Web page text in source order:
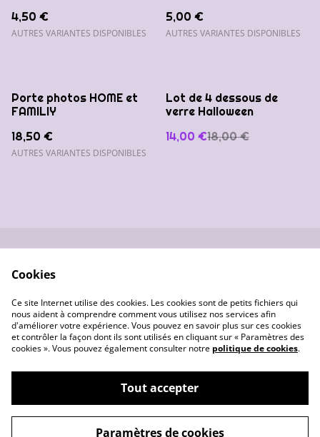
4,50 €
AUTRES VARIANTES DISPONIBLES
5,00 €
AUTRES VARIANTES DISPONIBLES
Porte photos HOME et
FAMILIY
18,50 €
AUTRES VARIANTES DISPONIBLES
%
Lot de 4 dessous de
verre Halloween
14,00 €18,00 €
Données
personnelles
Gestion des cookies
©2026Les créas de Pounette
Cookies
Ce site Internet utilise des cookies. Les cookies sont de petits fichiers qui
nous aident à comprendre comment vous utilisez nos services afin
d'améliorer votre expérience. Vous pouvez en savoir plus sur ces cookies
et contrôler la façon dont ils sont utilisés en cliquant sur « Paramètres des
cookies ». Vous pouvez également consulter notre politique de cookies.
Tout accepter
Paramètres de cookies